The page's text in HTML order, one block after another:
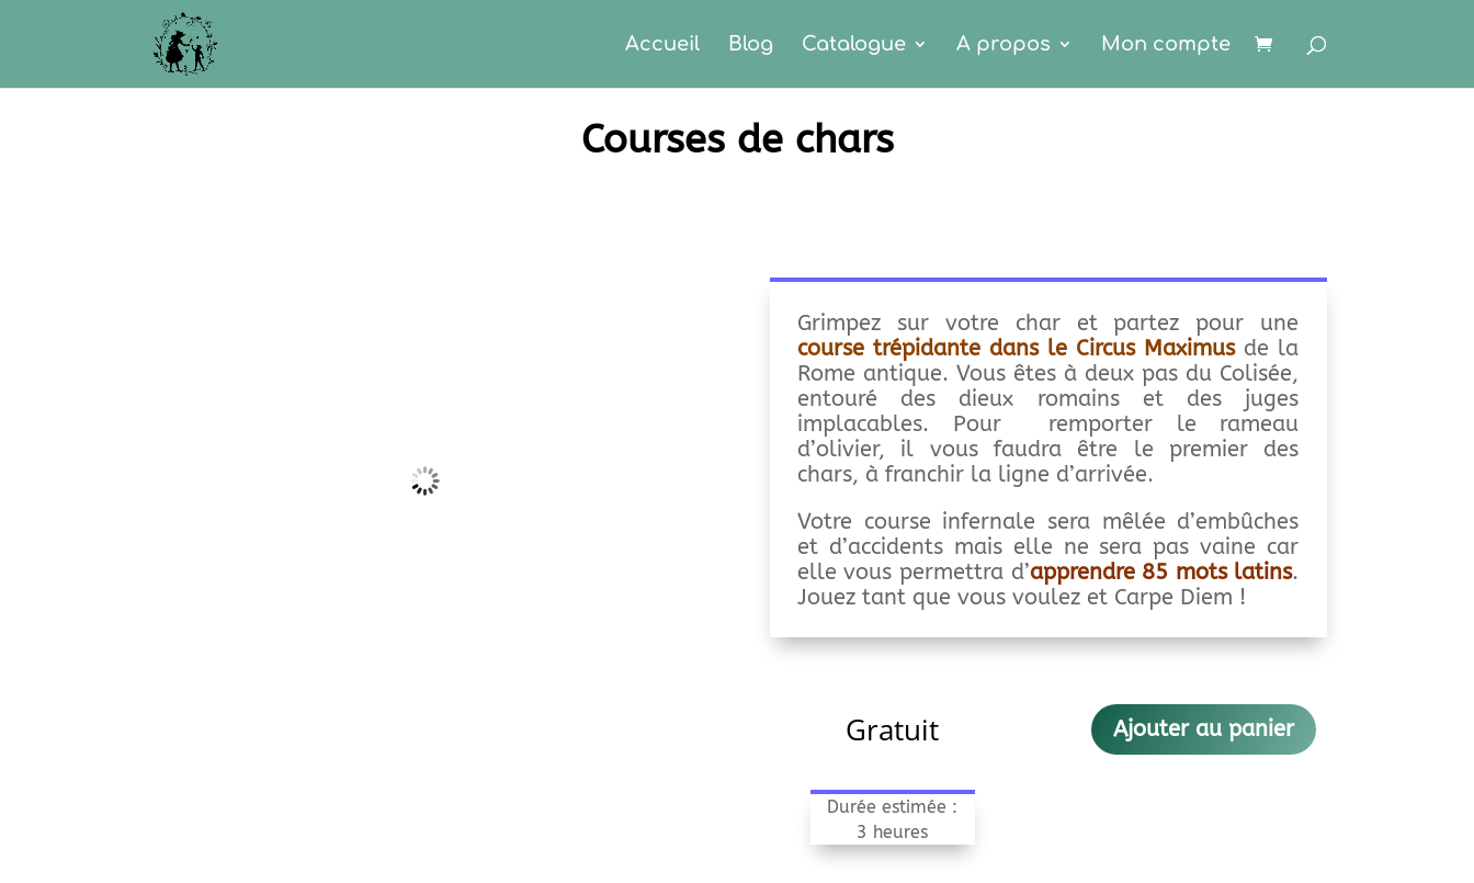
Accueil Blog Catalogue A propos Mon compte
Courses de chars
Grimpez sur votre char et partez pour une
course trépidante dans le Circus Maximus de la
Rome antique. Vous êtes à deux pas du Colisée,
entouré des dieux romains et des juges
implacables. Pour remporter le rameau
d’olivier, il vous faudra être le premier des
chars, à franchir la ligne d’arrivée.
Votre course infernale sera mêlée d’embûches
et d’accidents mais elle ne sera pas vaine car
elle vous permettra d’apprendre 85 mots latins.
Jouez tant que vous voulez et Carpe Diem !
Gratuit
Durée estimée :
3 heures
Ajouter au panier